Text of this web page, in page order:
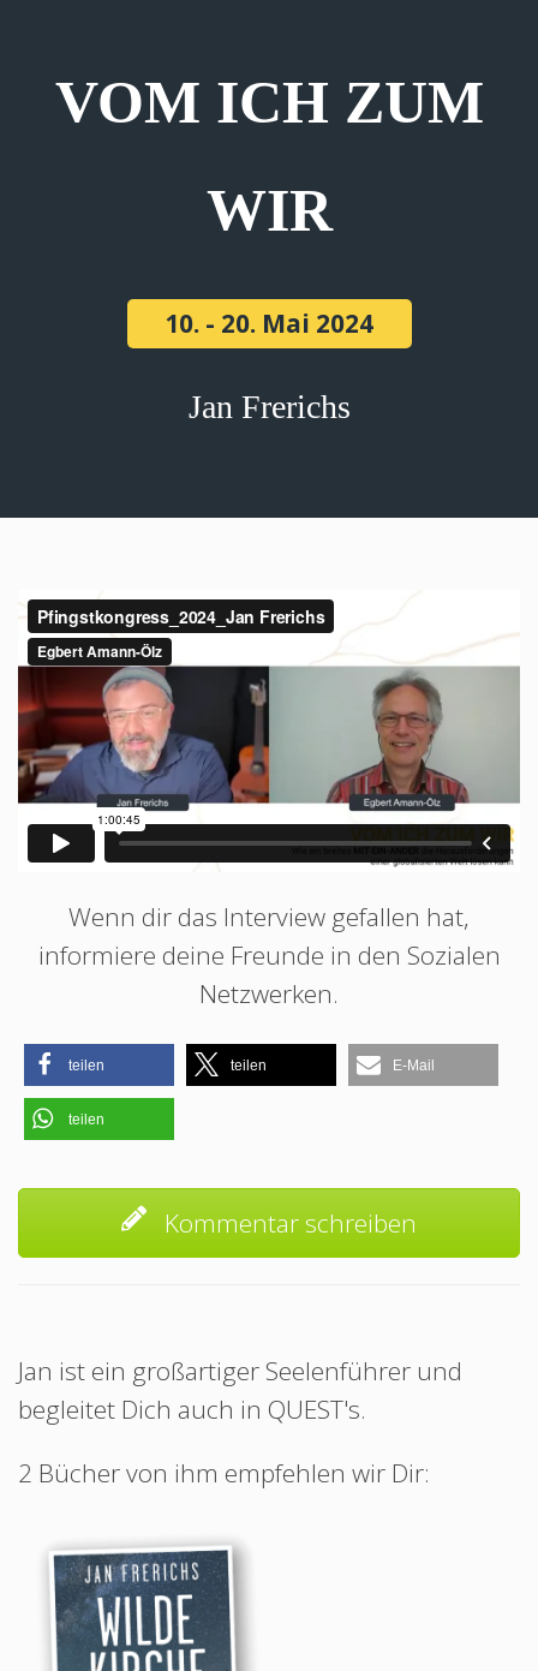
VOM ICH ZUM
WIR
10. - 20. Mai 2024
Jan Frerichs
Wenn dir das Interview gefallen hat,
informiere deine Freunde in den Sozialen
Netzwerken.
teilen teilen E-Mail
teilen
Kommentar schreiben
Jan ist ein großartiger Seelenführer und
begleitet Dich auch in QUEST's.
2 Bücher von ihm empfehlen wir Dir: